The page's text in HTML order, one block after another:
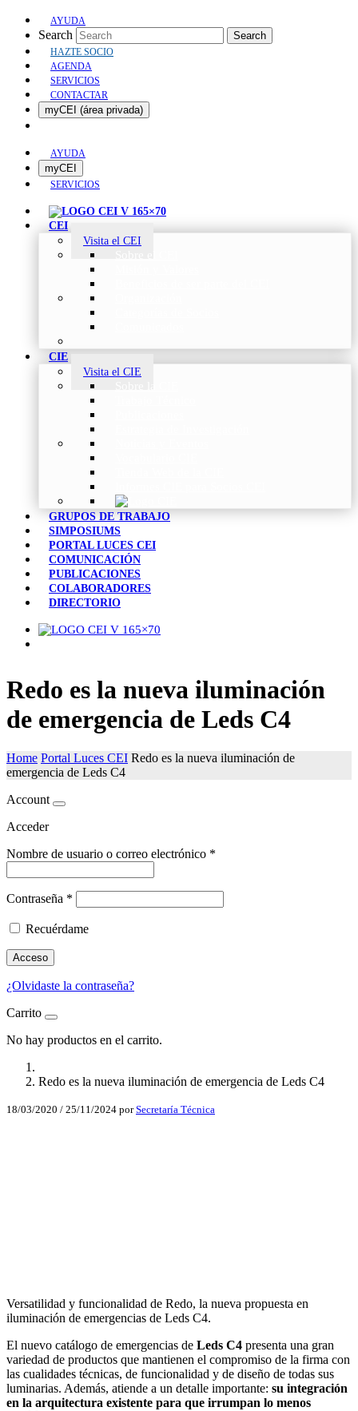
AYUDA
Search Search
HAZTE SOCIO
AGENDA
SERVICIOS
CONTACTAR
myCEI (área privada)
AYUDA
myCEI
SERVICIOS
CEI
Visita el CEI
CIE
Visita el CIE
GRUPOS DE TRABAJO
SIMPOSIUMS
PORTAL LUCES CEI
COMUNICACIÓN
PUBLICACIONES
COLABORADORES
DIRECTORIO
Redo es la nueva iluminación
de emergencia de Leds C4
Home Portal Luces CEI Redo es la nueva iluminación de
emergencia de Leds C4
Account
Acceder
Nombre de usuario o correo electrónico *
Contraseña *
Recuérdame
Acceso
¿Olvidaste la contraseña?
Carrito
No hay productos en el carrito.
Redo es la nueva iluminación de emergencia de Leds C4
18/03/2020 / 25/11/2024 porSecretaría Técnica
Versatilidad y funcionalidad de Redo, la nueva propuesta en
iluminación de emergencias de Leds C4.
El nuevo catálogo de emergencias de Leds C4 presenta una gran
variedad de productos que mantienen el compromiso de la firma con
las cualidades técnicas, de funcionalidad y de diseño de todas sus
luminarias. Además, atiende a un detalle importante: su integración
en la arquitectura existente para que irrumpan lo menos